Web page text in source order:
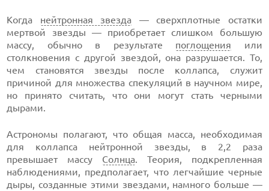
Когда нейтронная звезда — сверхплотные остатки
мертвой звезды — приобретает слишком большую
массу, обычно в результате поглощения или
столкновения с другой звездой, она разрушается. То,
чем становятся звезды после коллапса, служит
причиной для множества спекуляций в научном мире,
но принято считать, что они могут стать черными
дырами.
Астрономы полагают, что общая масса, необходимая
для коллапса нейтронной звезды, в 2,2 раза
превышает массу Солнца. Теория, подкрепленная
наблюдениями, предполагает, что легчайшие черные
дыры, созданные этими звездами, намного больше —